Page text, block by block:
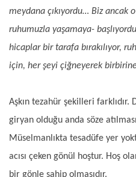
meydana çıkıyordu… Biz ancak
ruhumuzla yaşamaya-
hicaplar bir tarafa bırakılıyor,
için, her şeyi çiğneyerek
Aşkın tezahür şekilleri farklıdır.
giryan olduğu anda söze
Müselmanlıkta tesadüfe yer
acısı çeken gönül hoştur. Hoş
bir gönle sahip olmasıdır.